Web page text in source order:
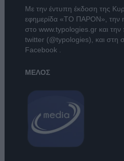
Με την έντυπη έκδοση της
εφημερίδα «ΤΟ ΠΑΡΟΝ» ,
στο www.typologies.grκαι την
twitter (@typologies) , και στη
Facebook
ΜΕΛΟΣ